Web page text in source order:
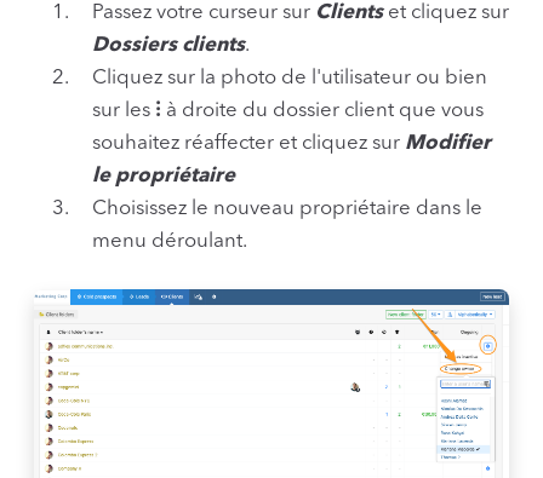
Passez votre curseur sur Clientset cliquez sur
Dossiers clients.
Cliquez sur la photo de l'utilisateur ou bien
sur les ⁝ à droite du dossier client que vous
souhaitez réaffecter et cliquez sur Modifier
le propriétaire
Choisissez le nouveau propriétaire dans le
menu déroulant.